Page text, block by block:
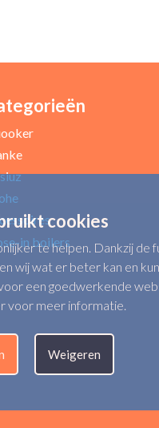
in boilers
cookies
te helpen. Dankzij
wij wat er beter kan en
een goedwerkende
voor meer informatie
Weigeren